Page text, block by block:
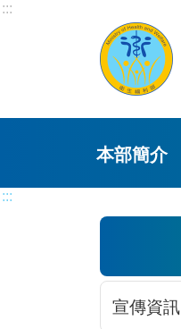
:::
本部簡介
:::
宣傳資訊